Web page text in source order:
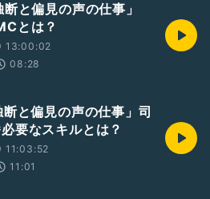
と偏見の声の仕事」
とは？
13:00:02
08:28
と偏見の声の仕事」司
要なスキルとは？
11:03:52
11:01